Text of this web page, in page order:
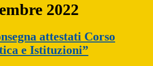
2022
attestati Corso
e Istituzioni”